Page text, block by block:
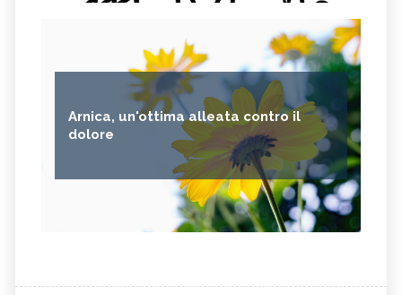
Arnica, un'ottima alleata contro il
dolore